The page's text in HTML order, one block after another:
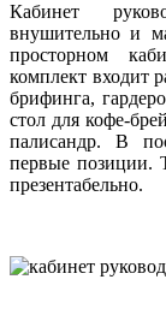
Кабинет
внушительно и
просторном
комплект входит
брифинга,
стол для кофе-
палисандр. В
первые позиции.
презентабельно.